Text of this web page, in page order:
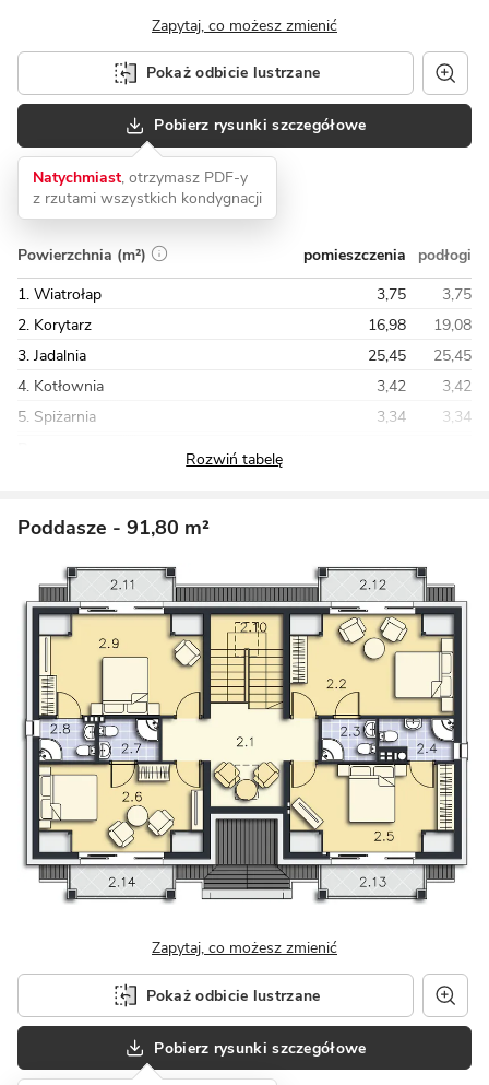
Zapytaj, co możesz zmienić
Pokaż odbicie lustrzane
Pobierz rysunki szczegółowe
Natychmiast, otrzymasz PDF-y
z rzutami wszystkich kondygnacji
Powierzchnia (m²) pomieszczenia
podłogi
1. Wiatrołap
3,75
3,75
2. Korytarz
16,98
19,08
3. Jadalnia
25,45
25,45
4. Kotłownia
3,42
3,42
5. Spiżarnia
3,34
3,34
Poddasze - 91,80 m²
Zapytaj, co możesz zmienić
Pokaż odbicie lustrzane
Pobierz rysunki szczegółowe